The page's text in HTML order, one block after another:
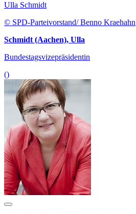
Ulla Schmidt
© SPD-Parteivorstand/ Benno Kraehahn
Schmidt (Aachen), Ulla
Bundestagsvizepräsidentin
()